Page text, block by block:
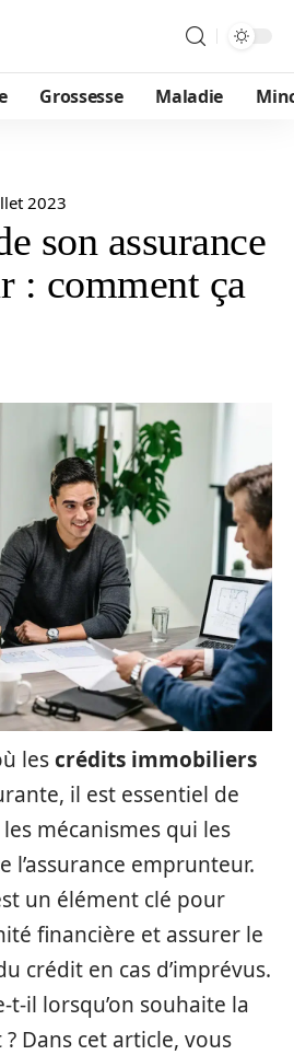
Grossesse Maladie
2023
son assurance
: comment ça
lescrédits immobiliers
il est essentiel de
mécanismes qui les
l’assurance emprunteur.
un élément clé pour
financière et assurer le
crédit en cas d’imprévus.
t-il lorsqu’on souhaite la
Dans cet article, vous